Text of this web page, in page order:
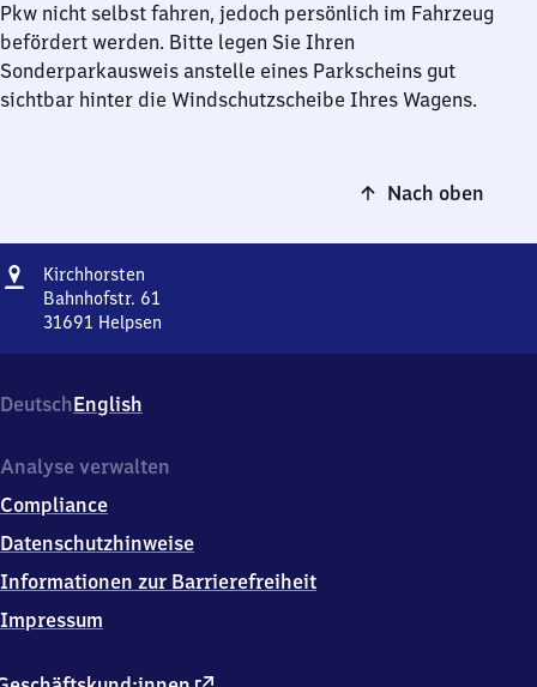
Pkw nicht selbst fahren, jedoch persönlich im Fahrzeug
befördert werden. Bitte legen Sie Ihren
Sonderparkausweis anstelle eines Parkscheins gut
sichtbar hinter die Windschutzscheibe Ihres Wagens.
Nach oben
Adresse
Kirchhorsten
Bahnhofstr. 61
31691 Helpsen
61,
3
6
1
Helpsen
DeutschEnglish
Analyse verwalten
Compliance
Datenschutzhinweise
Informationen zur Barrierefreiheit
Impressum